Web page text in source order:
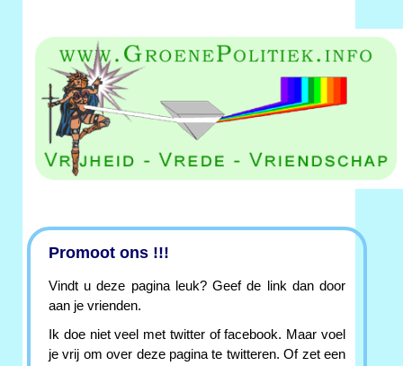
Promoot ons !!!
Vindt u deze pagina leuk? Geef de link dan door
aan je vrienden.
Ik doe niet veel met twitter of facebook. Maar voel
je vrij om over deze pagina te twitteren. Of zet een